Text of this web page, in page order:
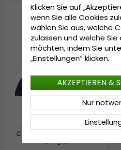
Mützen - Gårda Bormio
Cable Knit Wool Mix Beanie
Klicken Sie auf
wenn Sie alle Cookies
wählen Sie aus, welche
zulassen und welche
möchten, indem Sie
„Einstellungen“ klicken.
Nur
AKZEPTIEREN &